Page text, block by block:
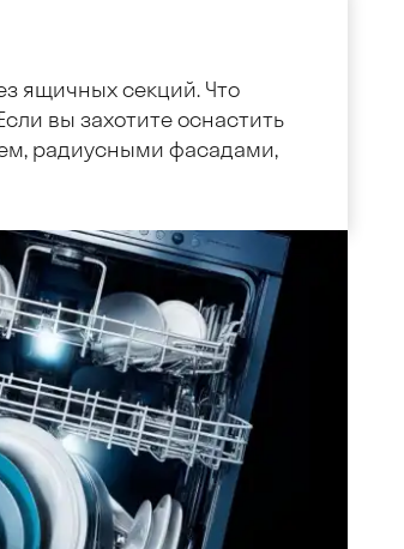
ящичных секций. Что
вы захотите оснастить
радиусными фасадами,